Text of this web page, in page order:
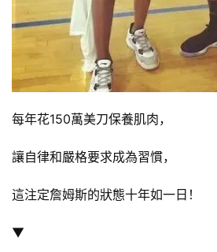
每年花150萬美刀保養肌肉，
讓自律和嚴格要求成為習慣，
這注定詹姆斯的狀態十年如一日！
▼